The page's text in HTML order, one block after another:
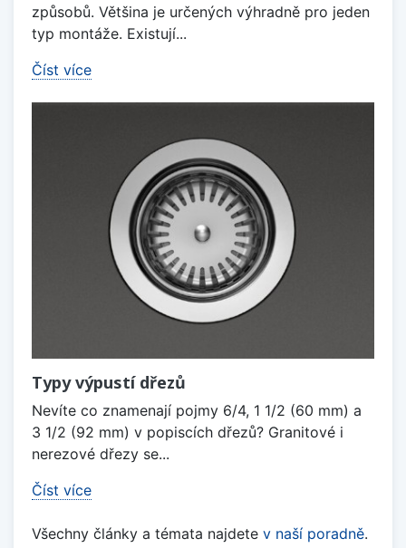
způsobů. Většina je určených výhradně pro jeden
typ montáže. Existují...
Číst více
Typy výpustí dřezů
Nevíte co znamenají pojmy 6/4, 1 1/2 (60 mm) a
3 1/2 (92 mm) v popiscích dřezů? Granitové i
nerezové dřezy se...
Číst více
Všechny články a témata najdete v naší poradně.